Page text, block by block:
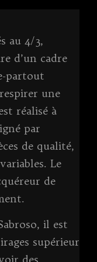
au 4/3,
d’un cadre
partout
une
réalisé à
par
de qualité,
Le
de
il est
supérieur